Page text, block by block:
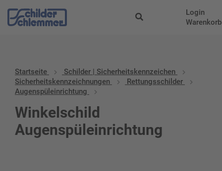
Login
Warenkorb
Startseite
Schilder | Sicherheitskennzeichen
Sicherheitskennzeichnungen
Rettungsschilder
Augenspüleinrichtung
Winkelschild
Augenspüleinrichtung